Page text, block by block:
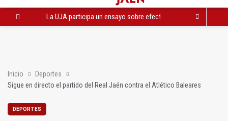
La UJA participa un ensayo sobre efectos del consumo de
Inicio
Deportes
Sigue en directo el partido del Real Jaén contra el Atlético Baleares
DEPORTES